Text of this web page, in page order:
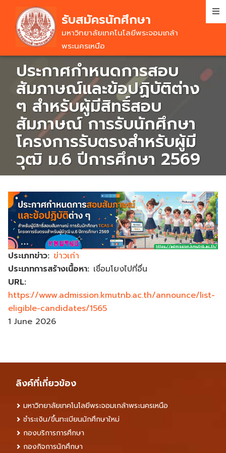
main
content
รับสมัครนักศึกษา
มหาวิทยาลัยเทคโนโลยีพระจอมเกล้า
พระนครเหนือ
ประกาศกำหนดการสอบ
สัมภาษณ์และข้อปฏิบัติต่าง
ๆ สำหรับผู้มีสิทธิ์สอบ
สัมภาษณ์ การรับนักศึกษา
โครงการรับตรงสำหรับผู้มี
วุฒิ ม.6 ปีการศึกษา 2569
ประเภทข่าว ข่าวเก่า
ประเภทการสร้างเนื้อหา เชื่อมโยงไปที่อื่น
URL
https://www.admission.kmutnb.ac.th/announce/list-
eligible-candidates/1565
1 June 2026
ลิงค์ที่เกี่ยวข้อง
มหาวิทยาลัยเทคโนโลยีพระจอมเกล้าพระนครเหนือ
ชำระเงิน/ขึ้นทะเบียนนักศึกษาใหม่
กองบริการการศึกษา
กองกิจการนักศึกษา